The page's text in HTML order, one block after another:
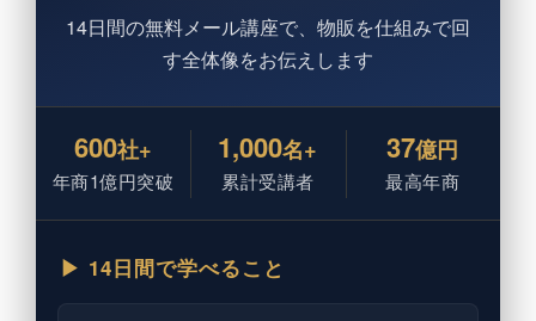
14日間の無料メール講座で、物販を仕組みで回
す全体像をお伝えします
600社+
年商1億円突破
1,000名+
累計受講者
37億円
最高年商
▶ 14日間で学べること